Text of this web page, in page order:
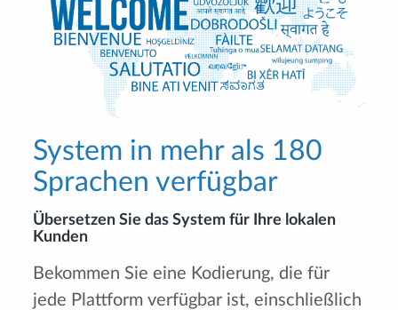
System in mehr als 180
Sprachen verfügbar
Übersetzen Sie das System für Ihre lokalen
Kunden
Bekommen Sie eine Kodierung, die für
jede Plattform verfügbar ist, einschließlich